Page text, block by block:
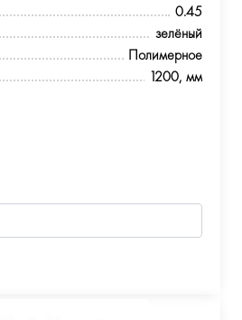
0.45
зелёный
Полимерное
1200, мм